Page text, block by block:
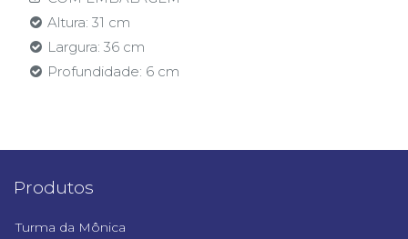
Altura: 31 cm
Largura: 36 cm
Profundidade: 6 cm
Produtos
Turma da Mônica